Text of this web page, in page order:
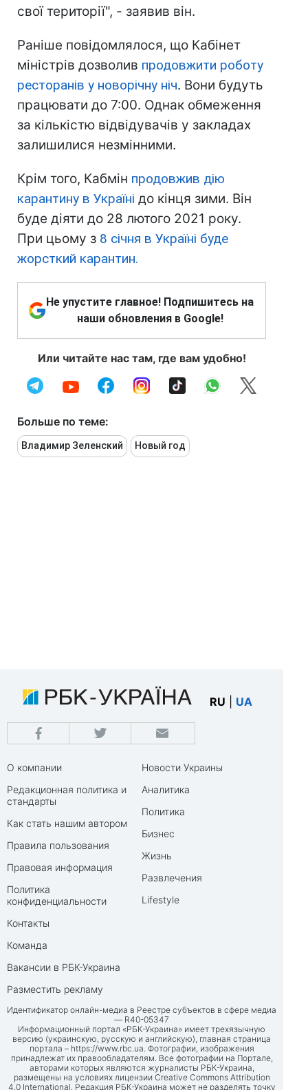
свої території", - заявив він.
Раніше повідомлялося, що Кабінет
міністрів дозволив продовжити роботу
ресторанів у новорічну ніч. Вони будуть
працювати до 7:00. Однак обмеження
за кількістю відвідувачів у закладах
залишилися незмінними.
Крім того, Кабмін продовжив дію
карантину в Україні до кінця зими. Він
буде діяти до 28 лютого 2021 року.
При цьому з 8 січня в Україні буде
жорсткий карантин.
Не упустите главное! Подпишитесь на
наши обновления в Google!
Или читайте нас там, где вам удобно!
Больше по теме:
Владимир Зеленский Новый год
RU UA
О компании
Редакционная политика и
стандарты
Как стать нашим автором
Правила пользования
Правовая информация
Политика
конфиденциальности
Контакты
Команда
Вакансии в РБК-Украина
Разместить рекламу
Новости Украины
Аналитика
Политика
Бизнес
Жизнь
Развлечения
Lifestyle
Идентификатор онлайн-медиа в Реестре субъектов в сфере медиа
— R40-05347
Информационный портал «РБК-Украина» имеет трехязычную
версию (украинскую, русскую и английскую), главная страница
портала – https://www.rbc.ua . Фотографии, изображения
принадлежат их правообладателям. Все фотографии на Портале,
авторами которых являются журналисты РБК-Украина,
размещены на условиях лицензии Creative Commons Attribution
4.0 International. Редакция РБК-Украина может не разделять точку